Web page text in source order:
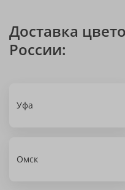
Доставка
России:
Уфа
Омск